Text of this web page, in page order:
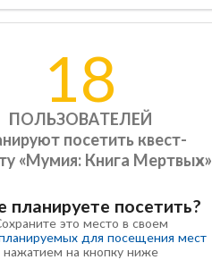
18
ПОЛЬЗОВАТЕЛЕЙ
посетить квест-
«Мумия: Книга Мертвых»
планируете посетить?
это место в своем
для посещения мест
нажатием на кнопку ниже